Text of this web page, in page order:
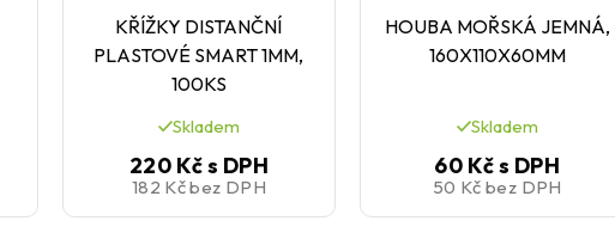
KŘÍŽKY DISTANČNÍ
PLASTOVÉ SMART 1MM,
100KS
Skladem
220 Kčs DPH
182 Kčbez DPH
HOUBA MOŘSKÁ JEMNÁ,
160X110X60MM
Skladem
60 Kčs DPH
50 Kčbez DPH